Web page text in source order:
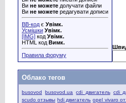
Ви не можете долучати файли
Ви не можете редагувати дописи
BB-код є Увімк.
Усмішки Увімк.
[IMG] код Увімк.
HTML код Вимк.
Правила форуму
Облако тегов
busovod busovod.ua cdi двигатель cdi
scudo отзывы hdi двигатель opel vivaro